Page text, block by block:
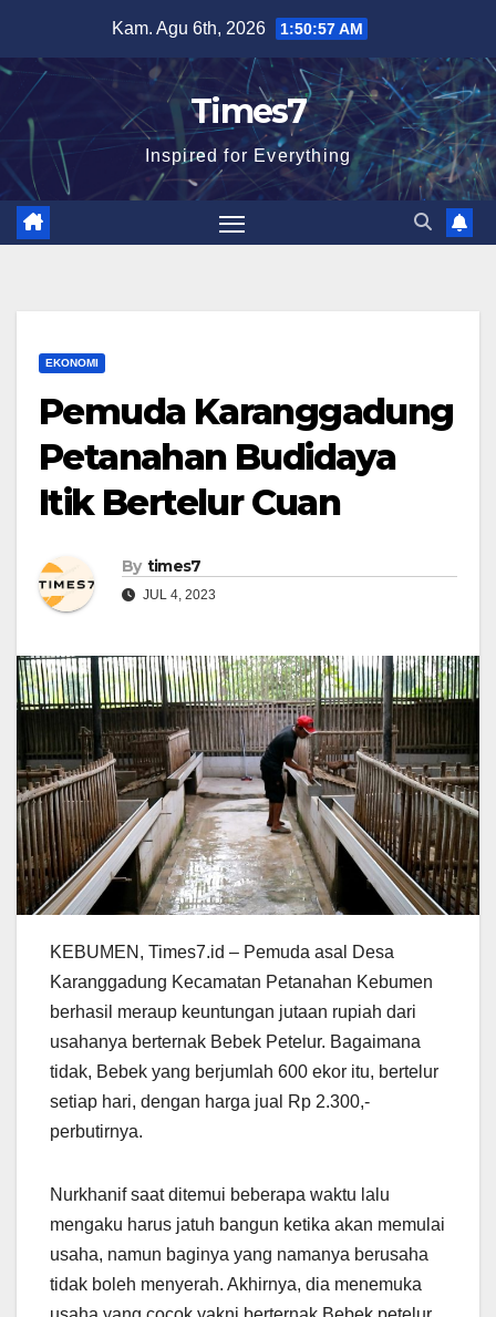
content
Kam. Agu 6th, 2026 1:50:58 AM
Times7
Inspired for Everything
EKONOMI
Pemuda Karanggadung
Petanahan Budidaya
Itik Bertelur Cuan
By times7
JUL 4, 2023
KEBUMEN, Times7.id – Pemuda asal Desa
Karanggadung Kecamatan Petanahan Kebumen
berhasil meraup keuntungan jutaan rupiah dari
usahanya berternak Bebek Petelur. Bagaimana
tidak, Bebek yang berjumlah 600 ekor itu, bertelur
setiap hari, dengan harga jual Rp 2.300,-
perbutirnya.
Nurkhanif saat ditemui beberapa waktu lalu
mengaku harus jatuh bangun ketika akan memulai
usaha, namun baginya yang namanya berusaha
tidak boleh menyerah. Akhirnya, dia menemuka